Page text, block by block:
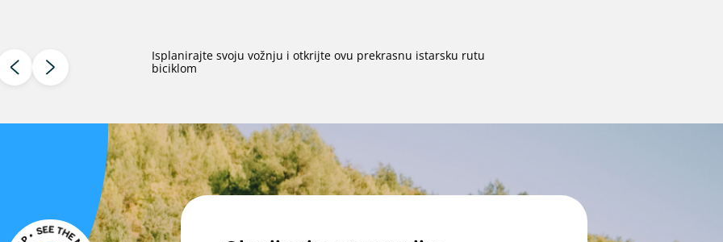
Isplanirajte svoju vožnju i otkrijte ovu prekrasnu istarsku rutu
biciklom